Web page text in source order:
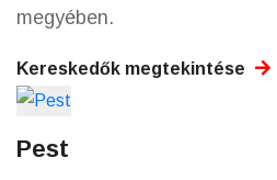
megyében.
Kereskedők megtekintése
Pest